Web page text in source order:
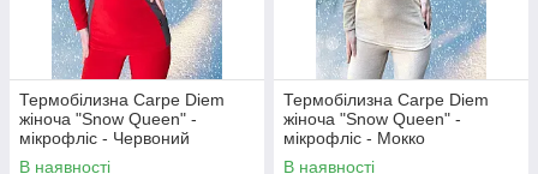
Термобілизна Carpe Diem
жіноча "Snow Queen" -
мікрофліс - Червоний
В наявності
Термобілизна Carpe Diem
жіноча "Snow Queen" -
мікрофліс - Мокко
В наявності